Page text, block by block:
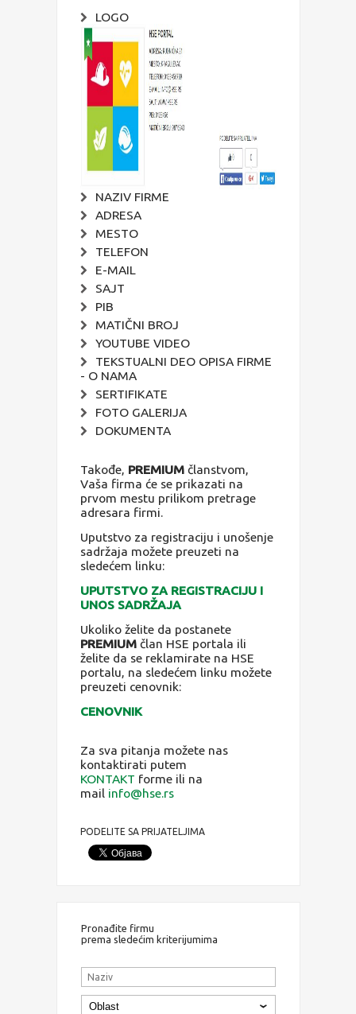
LOGO
NAZIV FIRME
ADRESA
MESTO
TELEFON
E-MAIL
SAJT
PIB
MATIČNI BROJ
YOUTUBE VIDEO
TEKSTUALNI DEO OPISA FIRME
- O NAMA
SERTIFIKATE
FOTO GALERIJA
DOKUMENTA
Takođe, PREMIUM članstvom,
Vaša firma će se prikazati na
prvom mestu prilikom pretrage
adresara firmi.
Uputstvo za registraciju i unošenje
sadržaja možete preuzeti na
sledećem linku:
UPUTSTVO ZA REGISTRACIJU I
UNOS SADRŽAJA
Ukoliko želite da postanete
PREMIUM član HSE portala ili
želite da se reklamirate na HSE
portalu, na sledećem linku možete
preuzeti cenovnik:
CENOVNIK
Za sva pitanja možete nas
kontaktirati putem
KONTAKT forme ili na
mail info@hse.rs
PODELITE SA PRIJATELJIMA
Pronađite firmu
prema sledećim kriterijumima